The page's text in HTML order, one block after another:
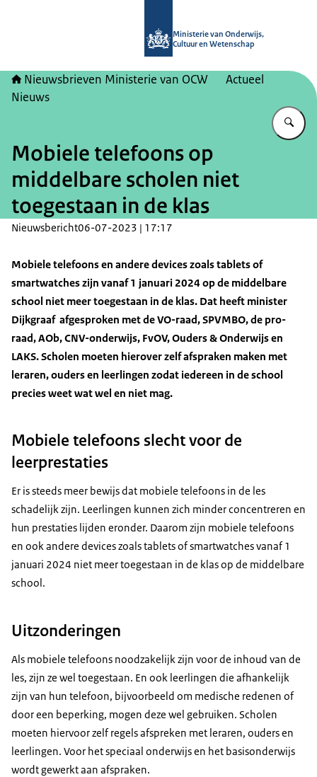
Ministerie van Onderwijs,
Cultuur en Wetenschap
Nieuwsbrieven Ministerie van OCW
Actueel
Nieuws
Mobiele telefoons op
middelbare scholen niet
toegestaan in de klas
Nieuwsbericht06-07-2023 | 17:17
Mobiele telefoons en andere devices zoals tablets of
smartwatches zijn vanaf 1 januari 2024 op de middelbare
school niet meer toegestaan in de klas. Dat heeft minister
Dijkgraaf afgesproken met de VO-raad, SPVMBO, de pro-
raad, AOb, CNV-onderwijs, FvOV, Ouders & Onderwijs en
LAKS. Scholen moeten hierover zelf afspraken maken met
leraren, ouders en leerlingen zodat iedereen in de school
precies weet wat wel en niet mag.
Mobiele telefoons slecht voor de
leerprestaties
Er is steeds meer bewijs dat mobiele telefoons in de les
schadelijk zijn. Leerlingen kunnen zich minder concentreren en
hun prestaties lijden eronder. Daarom zijn mobiele telefoons
en ook andere devices zoals tablets of smartwatches vanaf 1
januari 2024 niet meer toegestaan in de klas op de middelbare
school.
Uitzonderingen
Als mobiele telefoons noodzakelijk zijn voor de inhoud van de
les, zijn ze wel toegestaan. En ook leerlingen die afhankelijk
zijn van hun telefoon, bijvoorbeeld om medische redenen of
door een beperking, mogen deze wel gebruiken. Scholen
moeten hiervoor zelf regels afspreken met leraren, ouders en
leerlingen. Voor het speciaal onderwijs en het basisonderwijs
wordt gewerkt aan afspraken.